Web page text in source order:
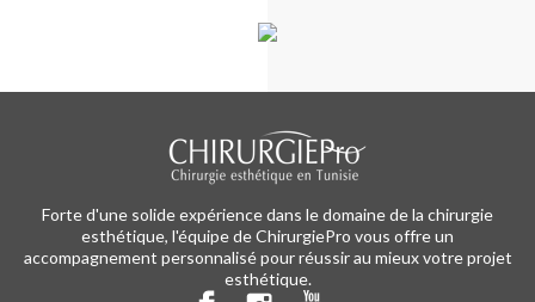
Forte d'une solide expérience dans le domaine de la chirurgie
esthétique, l'équipe de ChirurgiePro vous offre un
accompagnement personnalisé pour réussir au mieux votre projet
esthétique.